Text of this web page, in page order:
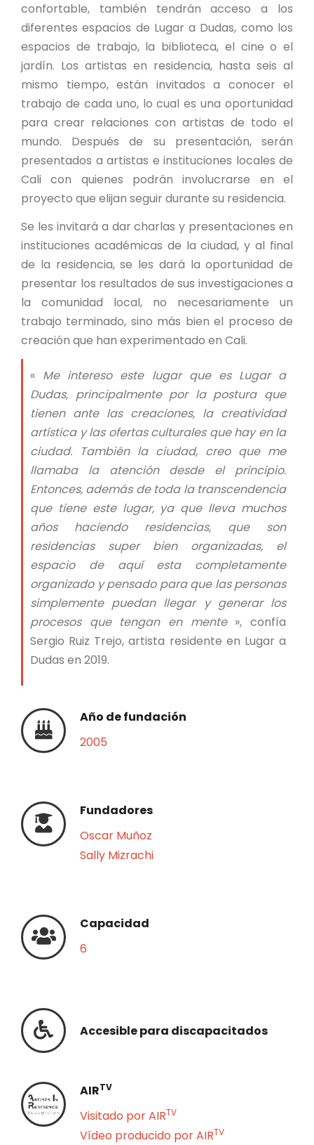
confortable, también tendrán acceso a los
diferentes espacios de Lugar a Dudas, como los
espacios de trabajo, la biblioteca, el cine o el
jardín. Los artistas en residencia, hasta seis al
mismo tiempo, están invitados a conocer el
trabajo de cada uno, lo cual es una oportunidad
para crear relaciones con artistas de todo el
mundo. Después de su presentación, serán
presentados a artistas e instituciones locales de
Cali con quienes podrán involucrarse en el
proyecto que elijan seguir durante su residencia.
Se les invitará a dar charlas y presentaciones en
instituciones académicas de la ciudad, y al final
de la residencia, se les dará la oportunidad de
presentar los resultados de sus investigaciones a
la comunidad local, no necesariamente un
trabajo terminado, sino más bien el proceso de
creación que han experimentado en Cali.
« Me intereso este lugar que es Lugar a
Dudas, principalmente por la postura que
tienen ante las creaciones, la creatividad
artística y las ofertas culturales que hay en la
ciudad. También la ciudad, creo que me
llamaba la atención desde el principio.
Entonces, además de toda la transcendencia
que tiene este lugar, ya que lleva muchos
años haciendo residencias, que son
residencias super bien organizadas, el
espacio de aquí esta completamente
organizado y pensado para que las personas
simplemente puedan llegar y generar los
procesos que tengan en mente», confía
Sergio Ruiz Trejo, artista residente en Lugar a
Dudas en 2019.
Año de fundación
2005
Fundadores
Oscar Muñoz
Sally Mizrachi
Capacidad
6
Accesible para discapacitados
AIRTV
Visitado por AIRTV
Vídeo producido por AIRTV